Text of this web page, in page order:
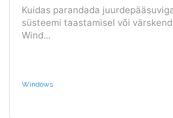
Kuidas parandada
süsteemi taastamisel või
Wind...
Windows